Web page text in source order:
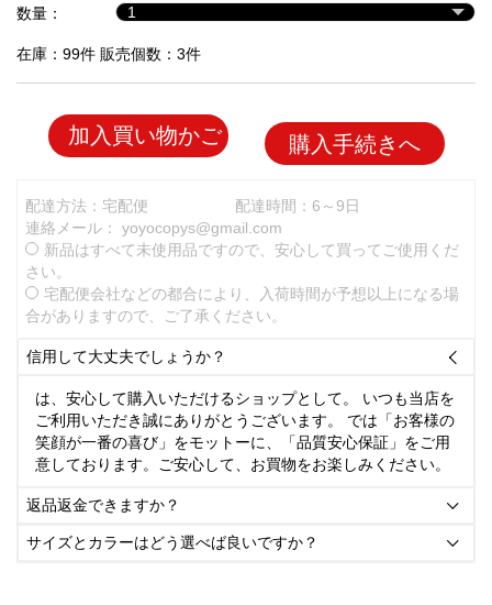
品
数量：
在庫：99件 販売個数：3件
加入買い物かご 購入手続きへ
配達方法：宅配便
配達時間：6～9日
連絡メール： yoyocopys@gmail.com
新品はすべて未使用品ですので、安心して買ってご使用くだ
さい。
宅配便会社などの都合により、入荷時間が予想以上になる場
合がありますので、ご了承ください。
信用して大丈夫でしょうか？ 
は、安心して購入いただけるショップとして。 いつも当店を
ご利用いただき誠にありがとうございます。 では「お客様の
笑顔が一番の喜び」をモットーに、「品質安心保証」をご用
意しております。ご安心して、お買物をお楽しみください。
返品返金できますか？ 
サイズとカラーはどう選べば良いですか？ 